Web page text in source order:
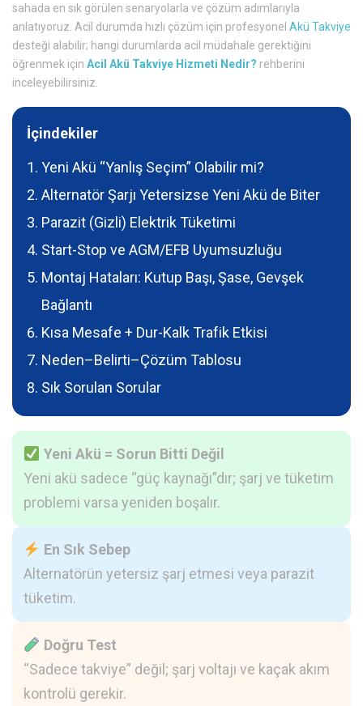
sahada en sık görülen senaryolarla ve çözüm adımlarıyla
anlatıyoruz. Acil durumda hızlı çözüm için profesyonel Akü Takviye
desteği alabilir; hangi durumlarda acil müdahale gerektiğini
öğrenmek için Acil Akü Takviye Hizmeti Nedir? rehberini
inceleyebilirsiniz.
İçindekiler
Yeni Akü “Yanlış Seçim” Olabilir mi?
Alternatör Şarjı Yetersizse Yeni Akü de Biter
Parazit (Gizli) Elektrik Tüketimi
Start-Stop ve AGM/EFB Uyumsuzluğu
Montaj Hataları: Kutup Başı, Şase, Gevşek
Bağlantı
Kısa Mesafe + Dur-Kalk Trafik Etkisi
Neden–Belirti–Çözüm Tablosu
Sık Sorulan Sorular
Yeni Akü = Sorun Bitti Değil
Yeni akü sadece “güç kaynağı”dır; şarj ve tüketim
problemi varsa yeniden boşalır.
En Sık Sebep
Alternatörün yetersiz şarj etmesi veya parazit
tüketim.
Doğru Test
“Sadece takviye” değil; şarj voltajı ve kaçak akım
kontrolü gerekir.